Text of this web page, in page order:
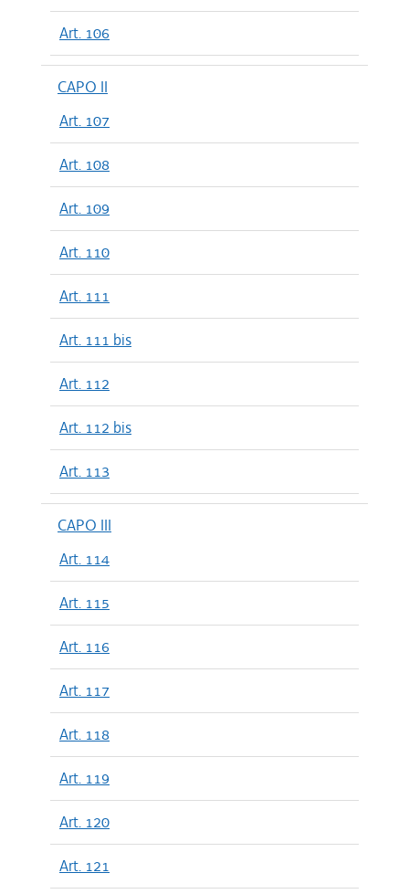
Art. 106
CAPO II
Art. 107
Art. 108
Art. 109
Art. 110
Art. 111
Art. 111 bis
Art. 112
Art. 112 bis
Art. 113
CAPO III
Art. 114
Art. 115
Art. 116
Art. 117
Art. 118
Art. 119
Art. 120
Art. 121